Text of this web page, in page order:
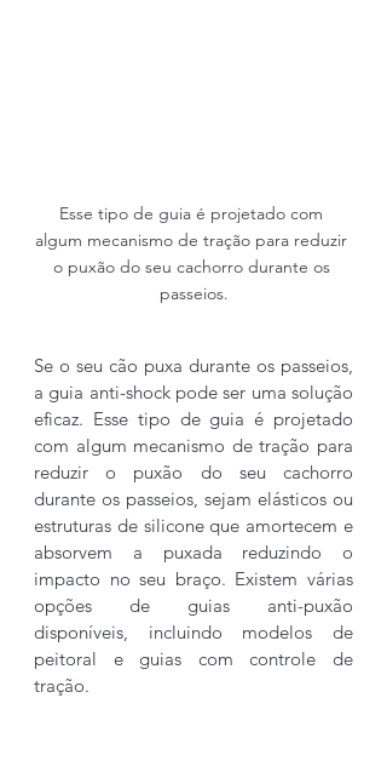
Esse tipo de guia é projetado com
algum mecanismo de tração para reduzir
o puxão do seu cachorro durante os
passeios.
Se o seu cão puxa durante os passeios,
a guia anti-shock pode ser uma solução
eficaz. Esse tipo de guia é projetado
com algum mecanismo de tração para
reduzir o puxão do seu cachorro
durante os passeios, sejam elásticos ou
estruturas de silicone que amortecem e
absorvem a puxada reduzindo o
impacto no seu braço. Existem várias
opções de guias anti-puxão
disponíveis, incluindo modelos de
peitoral e guias com controle de
tração.